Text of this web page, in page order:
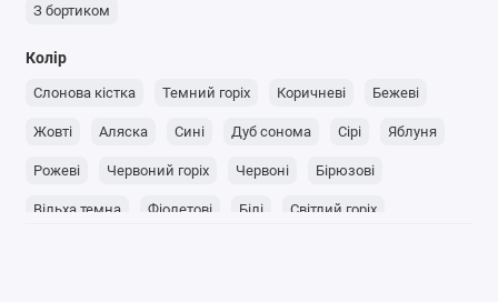
З бортиком
Колір
Слонова кістка Темний горіх Коричневі Бежеві
Жовті Аляска Сині Дуб сонома Сірі Яблуня
Рожеві Червоний горіх Червоні Бірюзові
Вільха темна Фіолетові Білі Світлий горіх